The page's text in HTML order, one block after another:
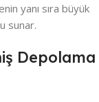
yanı sıra büyük
sunar.
Depolama